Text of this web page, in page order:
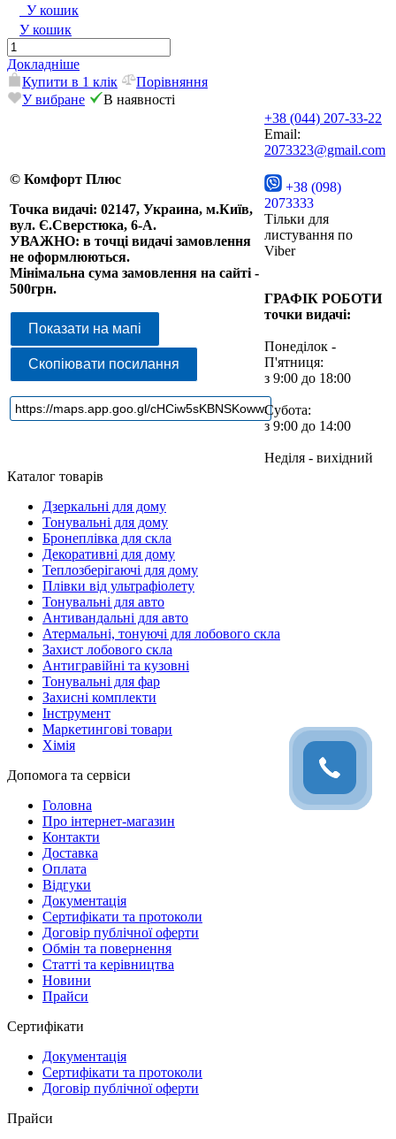
У кошик
У кошик
Докладніше
Купити в 1 клік
Порівняння
У вибране
В наявності
© Комфорт Плюс
Точка видачі: 02147, Украина, м.Київ,
вул. Є.Сверстюка, 6-А.
УВАЖНО: в точці видачі замовлення
не оформлюються.
Мінімальна сума замовлення на сайті -
500грн.
Показати на мапі
Скопіювати посилання
+38 (044) 207-33-22
Email:
2073323@gmail.com
+38 (098)
2073333
Тільки для
листування по
Viber
ГРАФІК РОБОТИ
точки видачі:
Понеділок -
П'ятниця:
з 9:00 до 18:00
Субота:
з 9:00 до 14:00
Неділя - вихідний
Каталог товарів
Дзеркальні для дому
Тонувальні для дому
Бронеплівка для скла
Декоративні для дому
Теплозберігаючі для дому
Плівки від ультрафіолету
Тонувальні для авто
Антивандальні для авто
Атермальні, тонуючі для лобового скла
Захист лобового скла
Антигравійні та кузовні
Тонувальні для фар
Захисні комплекти
Інструмент
Маркетингові товари
Хімія
Допомога та сервіси
Головна
Про інтернет-магазин
Контакти
Доставка
Оплата
Відгуки
Документація
Сертифікати та протоколи
Договір публічної оферти
Обмін та повернення
Статті та керівництва
Новини
Прайси
Сертифікати
Документація
Сертифікати та протоколи
Договір публічної оферти
Прайси